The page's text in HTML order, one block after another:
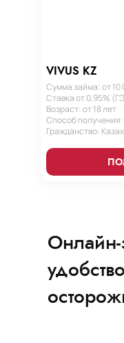
VIVUS KZ
Сумма займа: от 10
Ставка от 0,95%
Возраст: от 18 лет
Способ
Гражданство: